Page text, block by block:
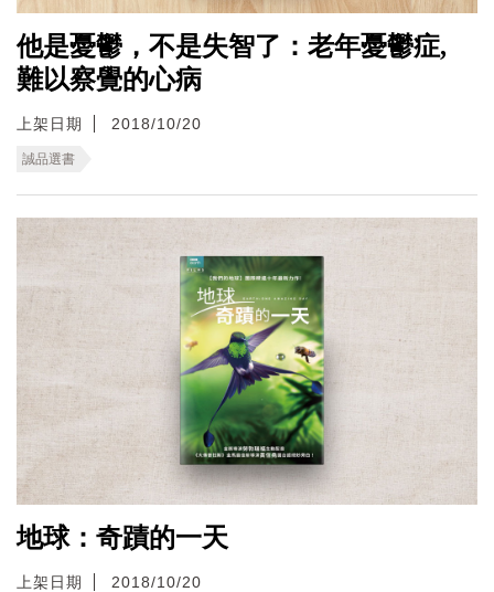
他是憂鬱，不是失智了：老年憂鬱症,
難以察覺的心病
上架日期 2018/10/20
誠品選書
地球：奇蹟的一天
上架日期 2018/10/20